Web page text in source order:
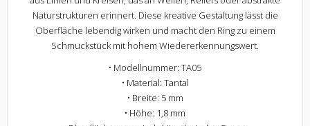
Naturstrukturen erinnert. Diese kreative Gestaltung lässt die
Oberfläche lebendig wirken und macht den Ring zu einem
Schmuckstück mit hohem Wiedererkennungswert.
• Modellnummer: TA05
• Material: Tantal
• Breite: 5 mm
• Höhe: 1,8 mm